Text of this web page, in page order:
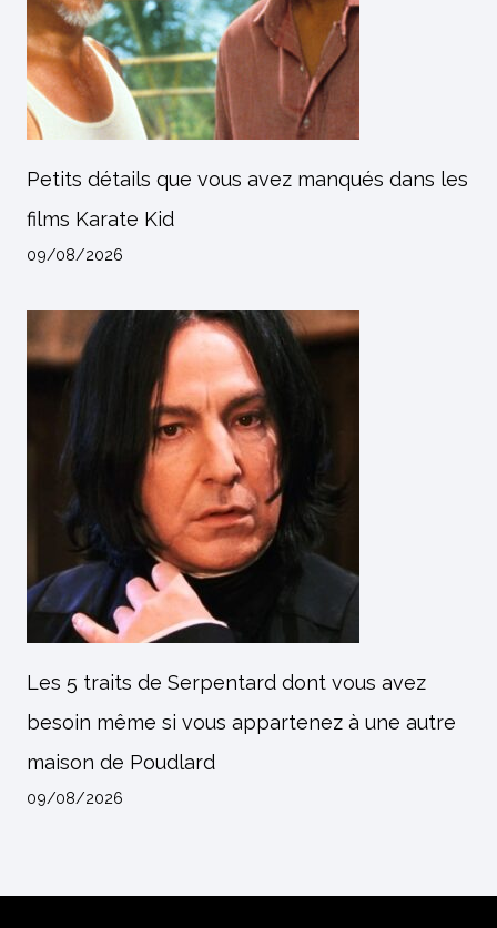
Petits détails que vous avez manqués dans les
films Karate Kid
09/08/2026
Les 5 traits de Serpentard dont vous avez
besoin même si vous appartenez à une autre
maison de Poudlard
09/08/2026